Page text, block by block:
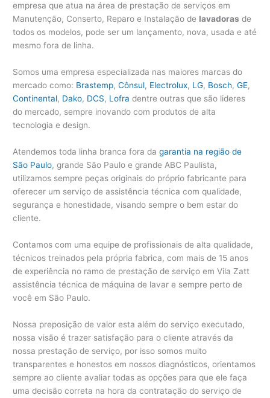
empresa que atua na área de prestação de serviços em
Manutenção, Conserto, Reparo e Instalação de lavadoras de
todos os modelos, pode ser um lançamento, nova, usada e até
mesmo fora de linha.
Somos uma empresa especializada nas maiores marcas do
mercado como: Brastemp,Cônsul, Electrolux, LG, Bosch,GE,
Continental, Dako, DCS, Lofra dentre outras que são lideres
do mercado, sempre inovando com produtos de alta
tecnologia e design.
Atendemos toda linha branca fora dagarantia na região de
São Paulo, grande São Paulo e grande ABC Paulista,
utilizamos sempre peças originais do próprio fabricante para
oferecer um serviço de assistência técnica com qualidade,
segurança e honestidade, visando sempre o bem estar do
cliente.
Contamos com uma equipe de profissionais de alta qualidade,
técnicos treinados pela própria fabrica, com mais de 15 anos
de experiência no ramo de prestação de serviço em Vila Zatt
assistência técnica de máquina de lavar e sempre perto de
você em São Paulo.
Nossa preposição de valor esta além do serviço executado,
nossa visão é trazer satisfação para o cliente através da
nossa prestação de serviço, por isso somos muito
transparentes e honestos em nossos diagnósticos, orientamos
sempre ao cliente avaliar todas as opções para que ele faça
uma decisão correta na hora da contratação do serviço de